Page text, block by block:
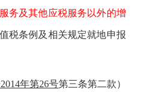
务及其他应税服务以外的增
税条例及相关规定就地申报
2014年第26号第三条第二款）